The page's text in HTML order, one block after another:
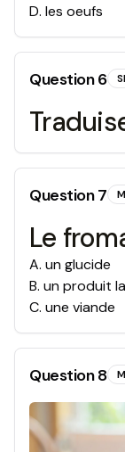
D. les oeufs
Question6
Question7
Le
A. un glucide
B. un produit
C. une viande
Question8